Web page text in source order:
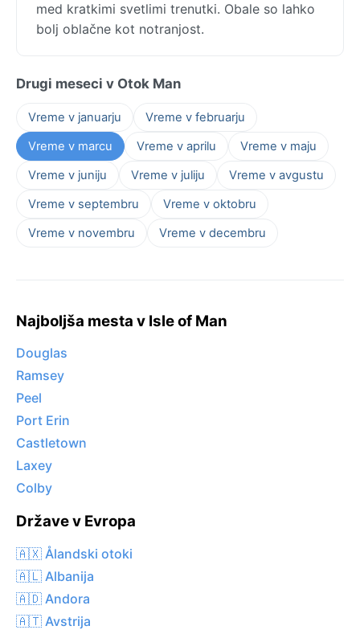
med kratkimi svetlimi trenutki. Obale so lahko
bolj oblačne kot notranjost.
Drugi meseci v Otok Man
Vreme v januarju
Vreme v februarju
Vreme v marcu
Vreme v aprilu
Vreme v maju
Vreme v juniju
Vreme v juliju
Vreme v avgustu
Vreme v septembru
Vreme v oktobru
Vreme v novembru
Vreme v decembru
Najboljša mesta v Isle of Man
Douglas
Ramsey
Peel
Port Erin
Castletown
Laxey
Colby
Države v Evropa
🇦🇽 Ålandski otoki
🇦🇱 Albanija
🇦🇩 Andora
🇦🇹 Avstrija